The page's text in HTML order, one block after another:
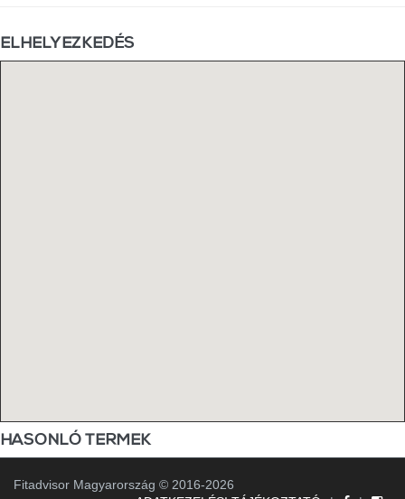
ELHELYEZKEDÉS
HASONLÓ TERMEK
Fitadvisor Magyarország © 2016-2026